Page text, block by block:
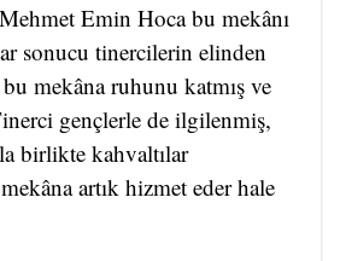
Emin Hoca bu mekânı
sonucu tinercilerin elinden
mekâna ruhunu katmış ve
gençlerle de ilgilenmiş,
birlikte kahvaltılar
artık hizmet eder hale